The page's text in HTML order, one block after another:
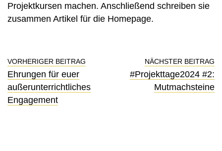
Projektkursen machen. Anschließend schreiben sie
zusammen Artikel für die Homepage.
VORHERIGER BEITRAG
Ehrungen für euer
außerunterrichtliches
Engagement
NÄCHSTER BEITRAG
#Projekttage2024 #2:
Mutmachsteine